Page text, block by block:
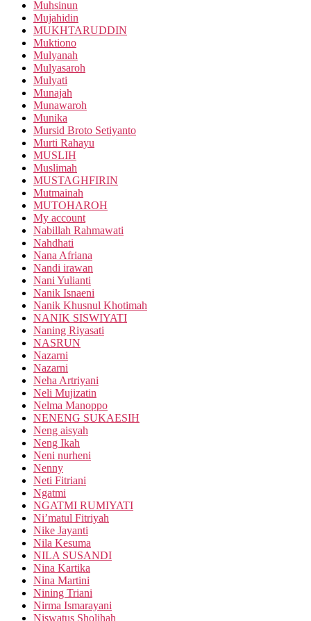
Muhsinun
Mujahidin
MUKHTARUDDIN
Muktiono
Mulyanah
Mulyasaroh
Mulyati
Munajah
Munawaroh
Munika
Mursid Broto Setiyanto
Murti Rahayu
MUSLIH
Muslimah
MUSTAGHFIRIN
Mutmainah
MUTOHAROH
My account
Nabillah Rahmawati
Nahdhati
Nana Afriana
Nandi irawan
Nani Yulianti
Nanik Isnaeni
Nanik Khusnul Khotimah
NANIK SISWIYATI
Naning Riyasati
NASRUN
Nazarni
Nazarni
Neha Artriyani
Neli Mujizatin
Nelma Manoppo
NENENG SUKAESIH
Neng aisyah
Neng Ikah
Neni nurheni
Nenny
Neti Fitriani
Ngatmi
NGATMI RUMIYATI
Ni’matul Fitriyah
Nike Jayanti
Nila Kesuma
NILA SUSANDI
Nina Kartika
Nina Martini
Nining Triani
Nirma Ismarayani
Niswatus Sholihah